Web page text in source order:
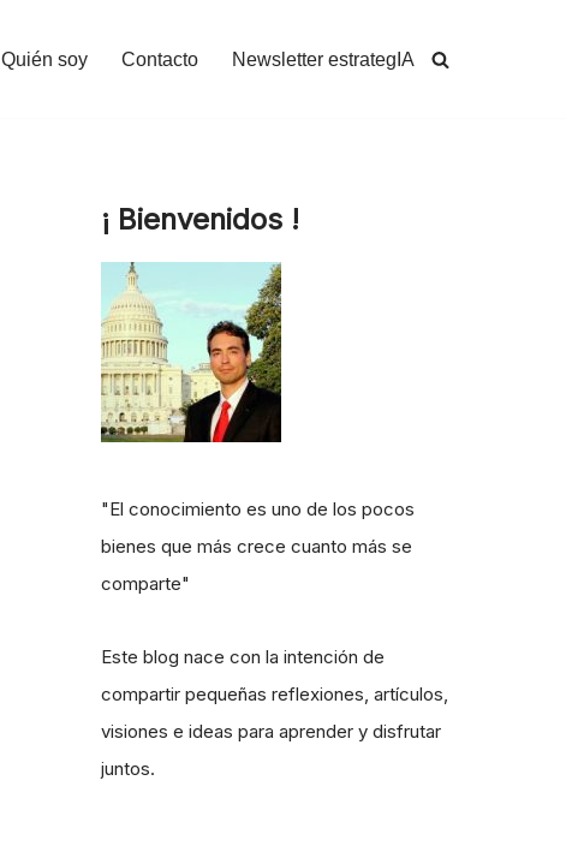
Quién soy Contacto Newsletter estrategIA
¡ Bienvenidos !
"El conocimiento es uno de los pocos
bienes que más crece cuanto más se
comparte"
Este blog nace con la intención de
compartir pequeñas reflexiones, artículos,
visiones e ideas para aprender y disfrutar
juntos.